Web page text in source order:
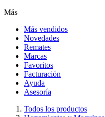
Más
Más vendidos
Novedades
Remates
Marcas
Favoritos
Facturación
Ayuda
Asesoría
Todos los productos